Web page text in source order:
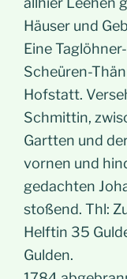
Häuser und
Eine
Scheüren-
Hofstatt.
Schmittin,
Gartten und
vornen und
gedachten
stoßend. Thl:
Helftin 35
Gulden.